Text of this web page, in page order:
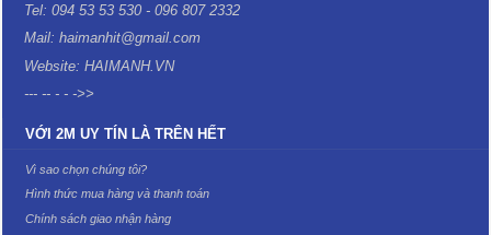
Tel: 094 53 53 530 - 096 807 2332
Mail: haimanhit@gmail.com
Website: HAIMANH.VN
--- -- - - ->>
VỚI 2M UY TÍN LÀ TRÊN HẾT
Vì sao chọn chúng tôi?
Hình thức mua hàng và thanh toán
Chính sách giao nhận hàng